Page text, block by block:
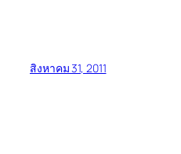
สิงหาคม 31, 2011